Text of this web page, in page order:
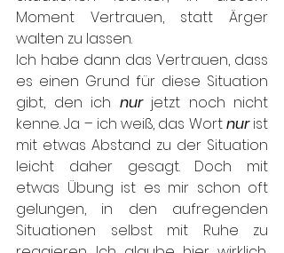
Moment Vertrauen, statt Ärger
walten zu lassen.
Ich habe dann das Vertrauen, dass
es einen Grund für diese Situation
gibt, den ich nur jetzt noch nicht
kenne. Ja – ich weiß, das Wort nur ist
mit etwas Abstand zu der Situation
leicht daher gesagt. Doch mit
etwas Übung ist es mir schon oft
gelungen, in den aufregenden
Situationen selbst mit Ruhe zu